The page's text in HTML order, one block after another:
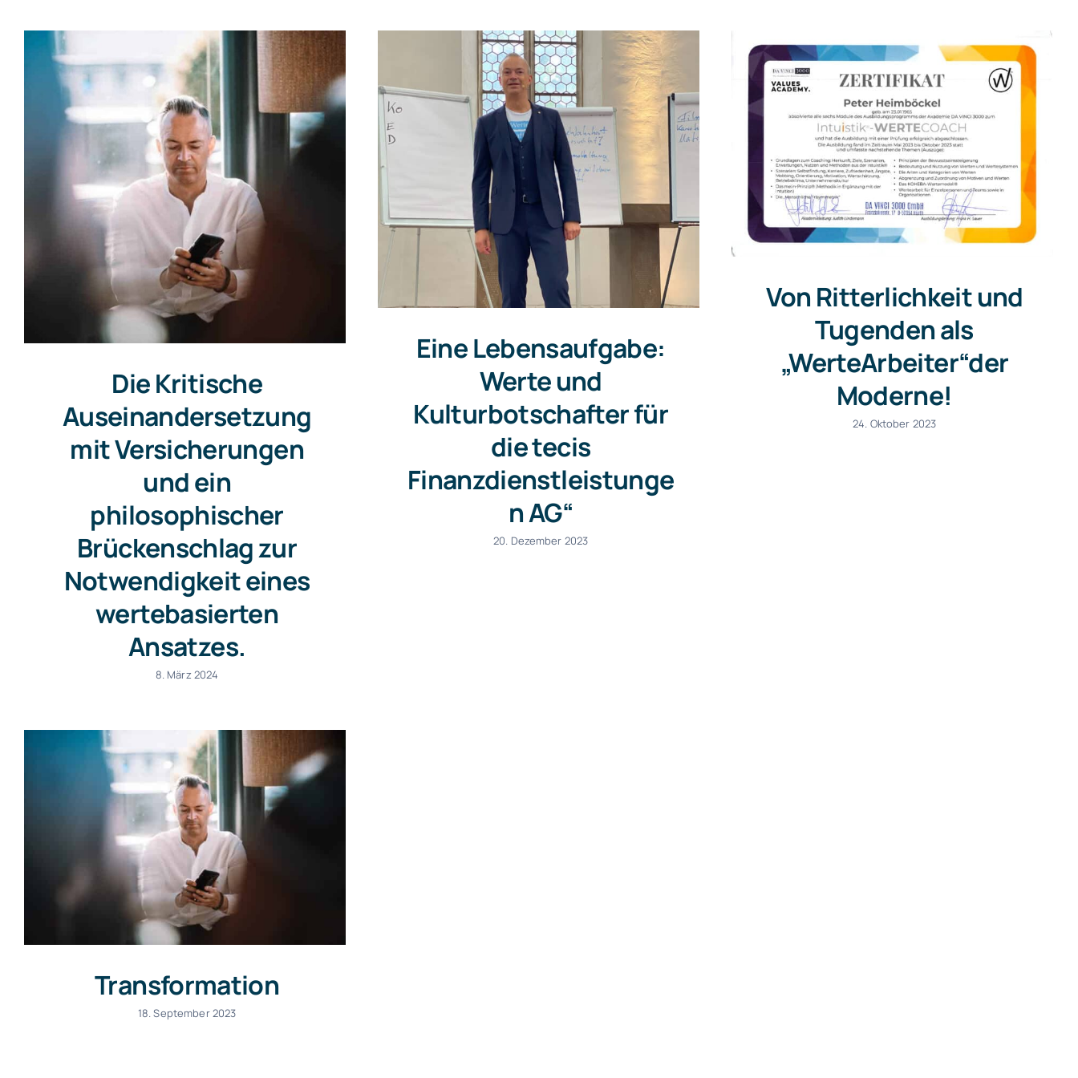
Die Kritische
Auseinandersetzung
mit Versicherungen
und ein
philosophischer
Brückenschlag zur
Notwendigkeit eines
wertebasierten
Ansatzes.
8. März 2024
Eine Lebensaufgabe:
Werte und
Kulturbotschafter für
die tecis
Finanzdienstleistunge
n AG“
20. Dezember 2023
Von Ritterlichkeit und
Tugenden als
„WerteArbeiter“der
Moderne!
24. Oktober 2023
Transformation
18. September 2023